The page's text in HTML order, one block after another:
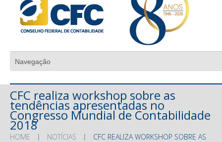
CFC realiza workshop sobre as
tendências apresentadas no
Congresso Mundial de Contabilidade
2018
HOME NOTÍCIAS
CFC REALIZA WORKSHOP SOBRE AS